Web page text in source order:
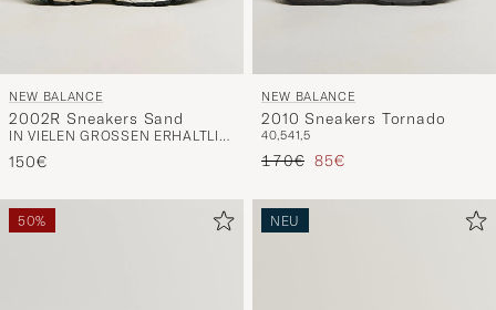
NEW BALANCE
2002R Sneakers Sand
IN VIELEN GRÖSSEN ERHÄLTLICH
150€
NEW BALANCE
2010 Sneakers Tornado
40,541,5
Regulärer Preis
170€ Reduzierter Preis
85€
50% NEU